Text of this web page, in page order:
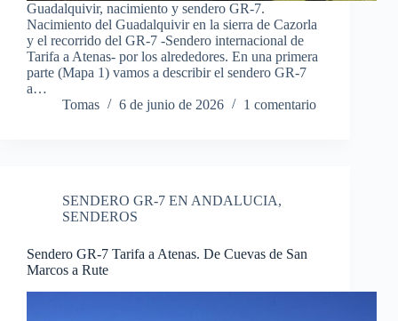
Guadalquivir, nacimiento y sendero GR-7.
Nacimiento del Guadalquivir en la sierra de Cazorla
y el recorrido del GR-7 -Sendero internacional de
Tarifa a Atenas- por los alrededores. En una primera
parte (Mapa 1) vamos a describir el sendero GR-7
a…
Tomas
6 de junio de 2026 1 comentario
SENDERO GR-7 EN ANDALUCIA,
SENDEROS
Sendero GR-7 Tarifa a Atenas. De Cuevas de San
Marcos a Rute